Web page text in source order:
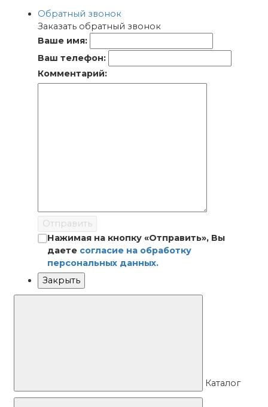
Обратный звонок
Заказать обратный звонок
Ваше имя:
Ваш телефон:
Комментарий:
Отправить
Нажимая на кнопку «Отправить», Вы
даете согласие на обработку
персональных данных.
Закрыть
Каталог